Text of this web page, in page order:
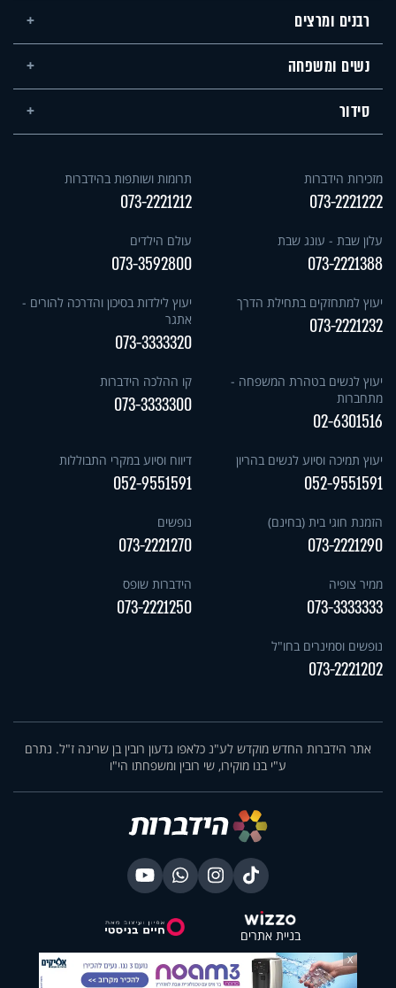
רבנים ומרצים
נשים ומשפחה
סידור
מזכירות הידברות
073-2221222
תרומות ושותפות בהידברות
073-2221212
עלון שבת - עונג שבת
073-2221388
עולם הילדים
073-3592800
יעוץ למתחזקים בתחילת הדרך
073-2221232
יעוץ לילדות בסיכון והדרכה להורים -
אתגר
073-3333320
יעוץ לנשים בטהרת המשפחה -
מתחברות
02-6301516
קו ההלכה הידברות
073-3333300
יעוץ תמיכה וסיוע לנשים בהריון
052-9551591
דיווח וסיוע במקרי התבוללות
052-9551591
הזמנת חוגי בית (בחינם)
073-2221290
נופשים
073-2221270
ממיר צופיה
073-3333333
הידברות שופס
073-2221250
נופשים וסמינרים בחו"ל
073-2221202
אתר הידברות החדש מוקדש לע"נ כלאפו גדעון רובין בן שרינה ז"ל. נתרם
ע"י בנו מוקירו, שי רובין ומשפחתו הי"ו
בניית אתרים
X